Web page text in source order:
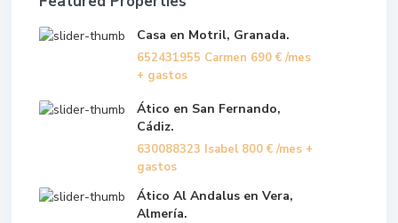
Casa en Motril, Granada.
652431955 Carmen 690 € /mes
+ gastos
Ático en San Fernando,
Cádiz.
630088323 Isabel 800 € /mes +
gastos
Ático Al Andalus en Vera,
Almería.